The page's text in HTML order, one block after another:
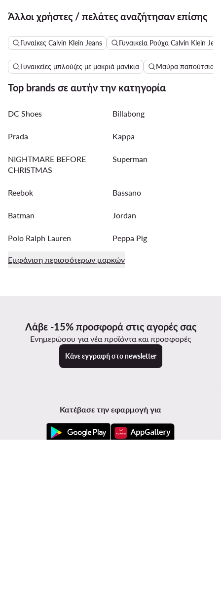
Άλλοι χρήστες / πελάτες αναζήτησαν επίσης
Γυναίκες Calvin Klein Jeans Γυναικεία Ρούχα Calvin Klein
Γυναικείες μπλούζες με μακριά μανίκια Μαύρα παπούτσια
Top brands σε αυτήν την κατηγορία
DC Shoes Billabong
Prada Kappa
NIGHTMARE BEFORE
CHRISTMAS
Superman
Reebok Bassano
Batman Jordan
Polo Ralph Lauren Peppa Pig
Εμφάνιση περισσότερων μαρκών
Λάβε -15% προσφορά στις αγορές σας
Ενημερώσου για νέα προϊόντα και προσφορές
Κάνε εγγραφή στο newsletter
Κατέβασε την εφαρμογή για